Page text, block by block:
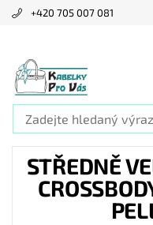
+420 705 007 081
STŘEDNĚ